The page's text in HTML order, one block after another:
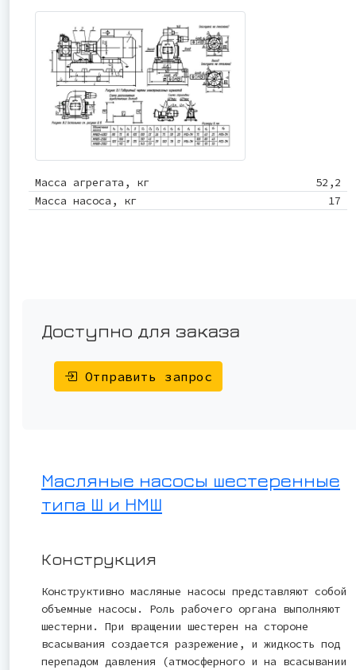
Масса агрегата, кг
52,2
Масса насоса, кг
17
Доступно для заказа
Отправить запрос
Масляные насосы шестеренные
типа Ш и НМШ
Конструкция
Конструктивно масляные насосы представляют собой
объемные насосы. Роль рабочего органа выполняют
шестерни. При вращении шестерен на стороне
всасывания создается разрежение, и жидкость под
перепадом давления (атмосферного и на всасывании